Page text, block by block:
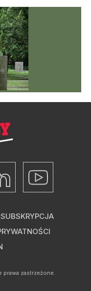
SUBSKRYPCJA
prawa zastrzeżone.